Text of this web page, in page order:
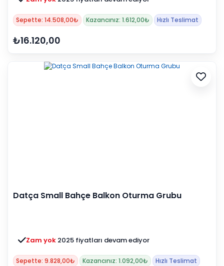
Sepette: 14.508,00₺ Kazancınız: 1.612,00₺ Hızlı Teslimat
₺16.120,00
Datça Small Bahçe Balkon Oturma Grubu
Zam yok 2025 fiyatları devam ediyor
Sepette: 9.828,00₺ Kazancınız: 1.092,00₺ Hızlı Teslimat